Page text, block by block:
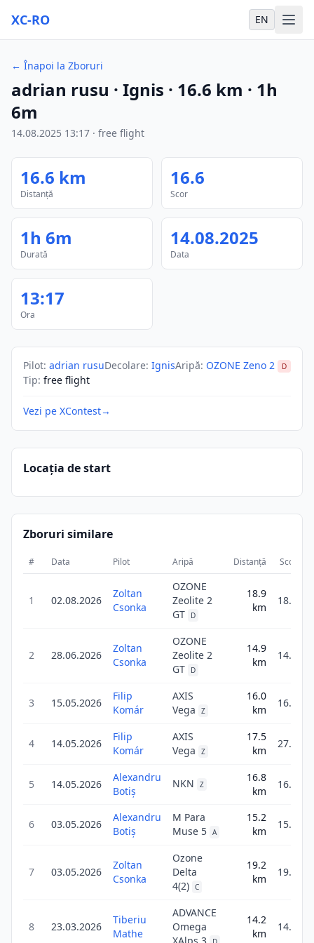
XC-RO EN
← Înapoi la Zboruri
adrian rusu · Ignis · 16.6 km · 1h
6m
14.08.2025 13:17 · free flight
16.6 km
Distanță
16.6
Scor
1h 6m
Durată
14.08.2025
Data
13:17
Ora
Pilot: adrian rusuDecolare: IgnisAripă: OZONE Zeno 2 D
Tip: free flight
Vezi pe XContest→
Locația de start
Zboruri similare
# Data Pilot Aripă Distanță Scor
1 02.08.2026
Zoltan
Csonka
OZONE
Zeolite 2
GT
D
18.9
km
18.9
2 28.06.2026
Zoltan
Csonka
OZONE
Zeolite 2
GT
D
14.9
km
14.9
3 15.05.2026
Filip
Komár
AXIS
Vega
Z
16.0
km
16.0
4 14.05.2026
Filip
Komár
AXIS
Vega
Z
17.5
km
27.9
5 14.05.2026
Alexandru
Botiș
NKN Z
16.8
km
16.8
6 03.05.2026
Alexandru
Botiș
M Para
Muse 5 A
15.2
km
15.2
7 03.05.2026
Zoltan
Csonka
Ozone
Delta
4(2) C
19.2
km
19.2
8 23.03.2026
Tiberiu
Mathe
ADVANCE
Omega
14.2
km
14.2